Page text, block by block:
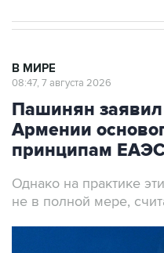
В МИРЕ
08:47, 7 августа 2026
Пашинян
Армении
принципам
Однако на практике
не в полной мере,